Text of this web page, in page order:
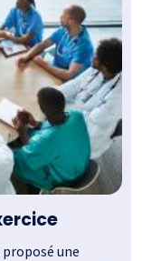
proposé une